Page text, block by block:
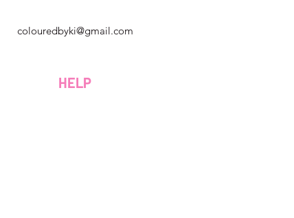
colouredbyki@gmail.com
Lunes a viernes de 9 a. M. A 8 p. M.
HELP